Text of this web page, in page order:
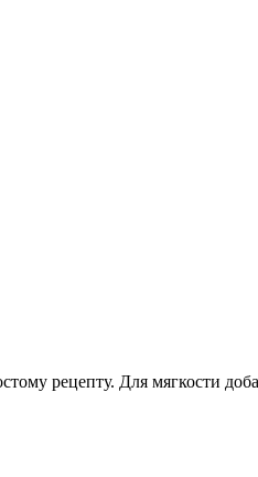
рецепту. Для мягкости